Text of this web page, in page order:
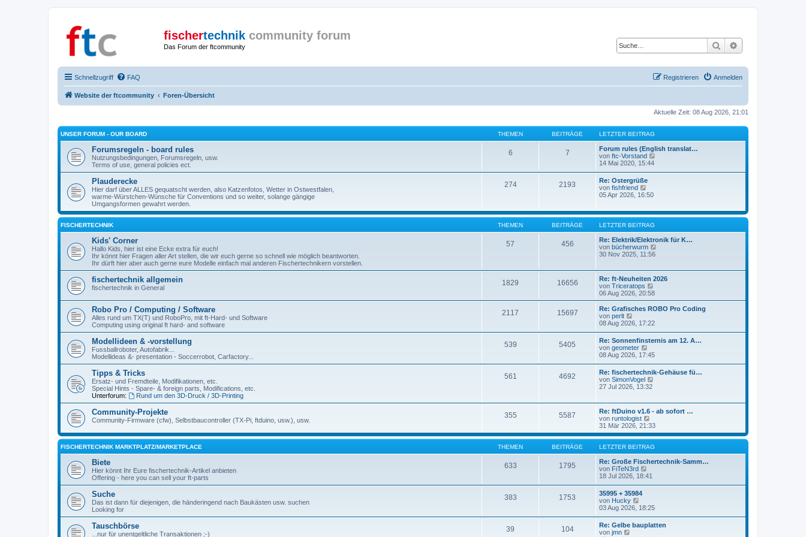
fischertechnik community forum
Das Forum der ftcommunity Suche
Schnellzugriff FAQ Anmelden
Registrieren
Website der ftcommunity Foren-Übersicht
Aktuelle Zeit: 08 Aug 2026, 21:01
UNSER FORUM - OUR BOARD THEMEN BEITRÄGE LETZTER BEITRAG
Forumsregeln - board rules
Nutzungsbedingungen, Forumsregeln, usw.
Terms of use, general policies ect.
6 7
Forum rules (English translat…
von ftc-Vorstand
B
e
t
r
a
14 Mai 2020, 15:44
Plauderecke
Hier darf über ALLES gequatscht werden, also Katzenfotos, Wetter in Ostwestfalen,
warme-Würstchen-Wünsche für Conventions und so weiter, solange gängige
Umgangsformen gewahrt werden.
274 2193
Re: Ostergrüße
von fishfriend
e
s
t
r
B
e
i
r
a
g
05 Apr 2026, 16:50
FISCHERTECHNIK THEMEN BEITRÄGE LETZTER BEITRAG
Kids' Corner
Hallo Kids, hier ist eine Ecke extra für euch!
Ihr könnt hier Fragen aller Art stellen, die wir euch gerne so schnell wie möglich beantworten.
Ihr dürft hier aber auch gerne eure Modelle einfach mal anderen Fischertechnikern vorstellen.
57 456
Re: Elektrik/Elektronik für K…
von bücherwurm
s
t
B
e
r
a
30 Nov 2025, 11:56
fischertechnik allgemein
fischertechnik in General
1829 16656
Re: ft-Neuheiten 2026
von Triceratops
e
u
e
t
r
B
i
t
r
06 Aug 2026, 20:58
Robo Pro / Computing / Software
Alles rund um TX(T) und RoboPro, mit ft-Hard- und Software
Computing using original ft hard- and software
2117 15697
Re: Grafisches ROBO Pro Coding
von perlt
e
s
t
e
r
B
e
i
r
a
g
08 Aug 2026, 17:22
Modellideen & -vorstellung
Fussballroboter, Autofabrik...
Modellideas &- presentation - Soccerrobot, Carfactory...
539 5405
Re: Sonnenfinsternis am 12. A…
von geometer
e
e
s
t
e
B
e
i
t
r
a
g
08 Aug 2026, 17:45
Tipps & Tricks
Ersatz- und Fremdteile, Modifikationen, etc.
Special Hints - Spare- & foreign parts, Modifications, etc.
Unterforum:
Rund um den 3D-Druck / 3D-Printing
561 4692
Re: fischertechnik-Gehäuse fü…
von SimonVogel
e
r
B
i
r
27 Jul 2026, 13:32
Community-Projekte
Community-Firmware (cfw), Selbstbaucontroller (TX-Pi, ftduino, usw.), usw.
355 5587
Re: ftDuino v1.6 - ab sofort …
von runtologist
e
u
e
s
t
e
B
r
a
g
31 Mär 2026, 21:33
FISCHERTECHNIK MARKTPLATZ/MARKETPLACE THEMEN BEITRÄGE LETZTER BEITRAG
Biete
Hier könnt Ihr Eure fischertechnik-Artikel anbieten
Offering - here you can sell your ft-parts
633 1795
Re: Große Fischertechnik-Samm…
von FiTeN3rd
e
t
e
r
B
18 Jul 2026, 18:41
Suche
Das ist dann für diejenigen, die händeringend nach Baukästen usw. suchen
Looking for
383 1753
35995 + 35984
von Hucky
e
s
03 Aug 2026, 18:25
Tauschbörse
...nur für unentgeltliche Transaktionen ;-)
39 104
Re: Gelbe bauplatten
von jmn